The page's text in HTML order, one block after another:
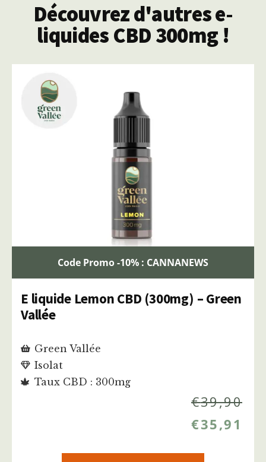
Découvrez d'autres e-
liquides CBD 300mg !
Code Promo -10% : CANNANEWS
E liquide Lemon CBD (300mg) – Green
Vallée
Green Vallée
Isolat
Taux CBD : 300mg
€39,90
€35,91